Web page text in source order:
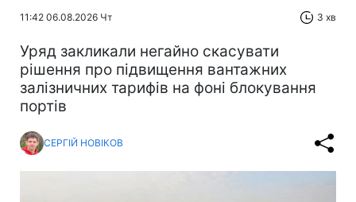
11:42 06.08.2026 Чт 3 хв
Уряд закликали негайно скасувати
рішення про підвищення вантажних
залізничних тарифів на фоні блокування
портів
СЕРГІЙ НОВІКОВ